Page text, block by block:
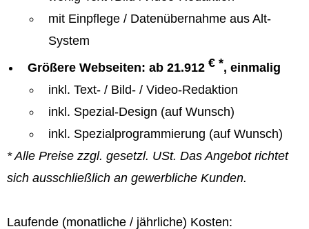
mit Einpflege / Datenübernahme aus Alt-
System
Größere Webseiten: ab 21.912 € *, einmalig
inkl. Text- / Bild- / Video-Redaktion
inkl. Spezial-Design (auf Wunsch)
inkl. Spezialprogrammierung (auf Wunsch)
* Alle Preise zzgl. gesetzl. USt. Das Angebot richtet
sich ausschließlich an gewerbliche Kunden.
Laufende (monatliche / jährliche) Kosten: